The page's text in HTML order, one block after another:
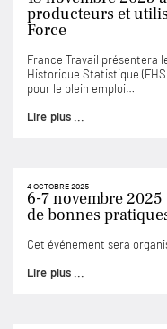
producteurs et
Force
France Travail présentera
Historique Statistique
pour le plein emploi…
Lire plus ...
4 OCTOBRE 2025
6-7 novembre
de bonnes
Cet événement sera
Lire plus ...